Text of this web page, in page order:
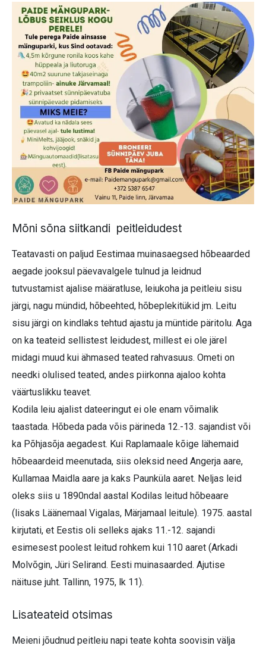
Mõni sõna siitkandi peitleidudest
Teatavasti on paljud Eestimaa muinasaegsed hõbeaarded
aegade jooksul päevavalgele tulnud ja leidnud
tutvustamist ajalise määratluse, leiukoha ja peitleiu sisu
järgi, nagu mündid, hõbeehted, hõbeplekitükid jm. Leitu
sisu järgi on kindlaks tehtud ajastu ja müntide päritolu. Aga
on ka teateid sellistest leidudest, millest ei ole järel
midagi muud kui ähmased teated rahvasuus. Ometi on
needki olulised teated, andes piirkonna ajaloo kohta
väärtuslikku teavet.
Kodila leiu ajalist dateeringut ei ole enam võimalik
taastada. Hõbeda pada võis pärineda 12.-13. sajandist või
ka Põhjasõja aegadest. Kui Raplamaale kõige lähemaid
hõbeaardeid meenutada, siis oleksid need Angerja aare,
Kullamaa Maidla aare ja kaks Paunküla aaret. Neljas leid
oleks siis u 1890ndal aastal Kodilas leitud hõbe­aare
(lisaks Läänemaal Vigalas, Märjamaal leitule). 1975. aastal
kirjutati, et Eestis oli selleks ajaks 11.-12. sajandi
esimesest poolest leitud rohkem kui 110 aaret (Arkadi
Molvõgin, Jüri Selirand. Eesti muinasaarded. Ajutise
näituse juht. Tallinn, 1975, lk 11).
Lisateateid otsimas
Meieni jõudnud peitleiu napi teate kohta soovisin välja